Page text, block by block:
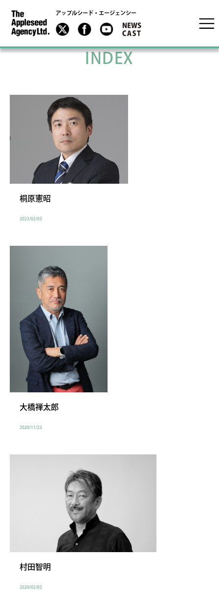
アップルシード・エージェンシー
INDEX
桐原憲昭
2023/02/03
大橋禅太郎
2020/11/23
村田智明
2020/02/03